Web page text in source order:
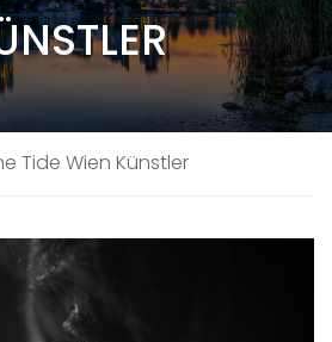
Tide Wien Künstler